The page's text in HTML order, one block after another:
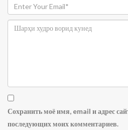
Сохранить моё имя, email и адрес
последующих моих комментариев.